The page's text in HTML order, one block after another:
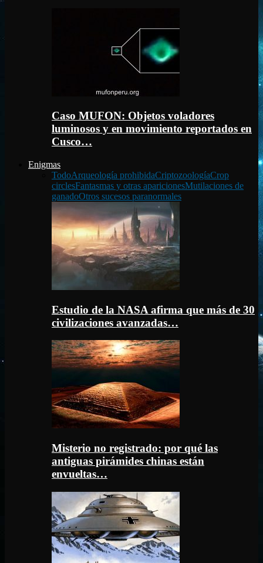
Caso MUFON: Objetos voladores
luminosos y en movimiento reportados en
Cusco…
Enigmas
TodoArqueología prohibidaCriptozoologíaCrop
circlesFantasmas y otras aparicionesMutilaciones de
ganadoOtros sucesos paranormales
Estudio de la NASA afirma que más de 30
civilizaciones avanzadas…
Misterio no registrado: por qué las
antiguas pirámides chinas están
envueltas…